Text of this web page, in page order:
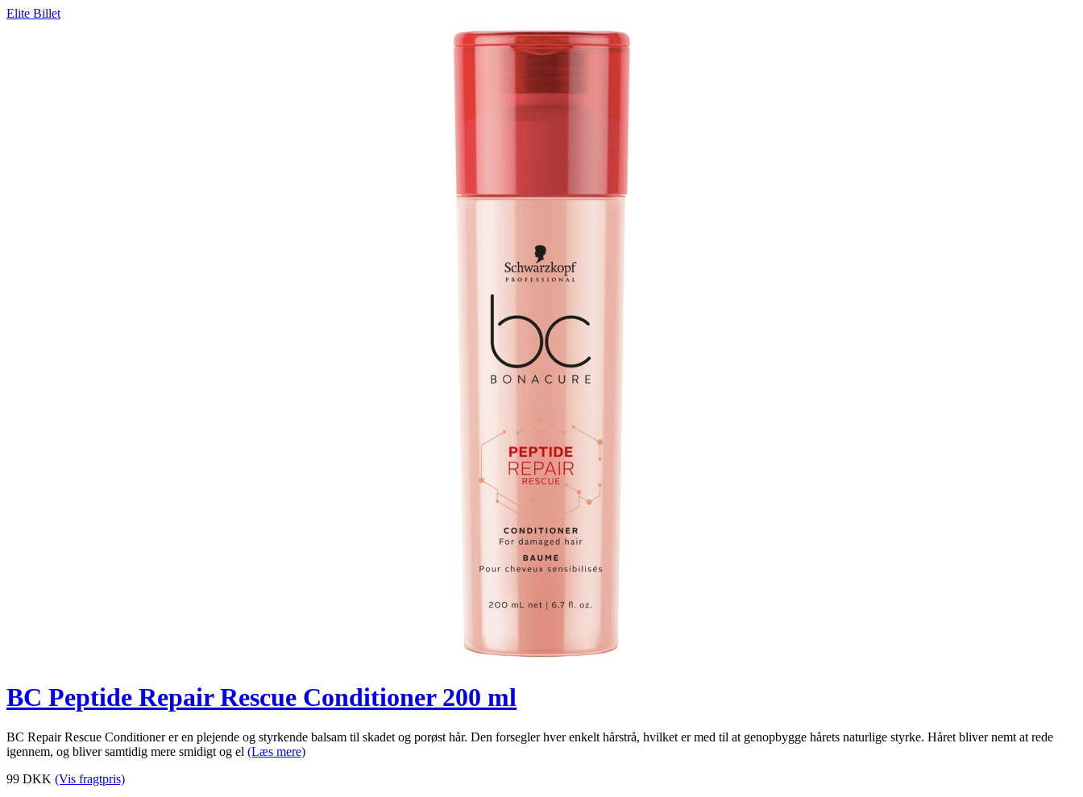
Elite Billet
BC Peptide Repair Rescue Conditioner 200 ml
BC Repair Rescue Conditioner er en plejende og styrkende balsam til skadet og porøst hår. Den forsegler hver enkelt hårstrå, hvilket er med til at genopbygge hårets naturlige styrke. Håret bliver nemt at rede
igennem, og bliver samtidig mere smidigt og el (Læs mere)
99 DKK (Vis fragtpris)